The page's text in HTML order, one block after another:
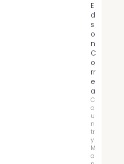
E
d
s
o
n
C
o
rr
e
a
C
o
u
n
tr
y
M
a